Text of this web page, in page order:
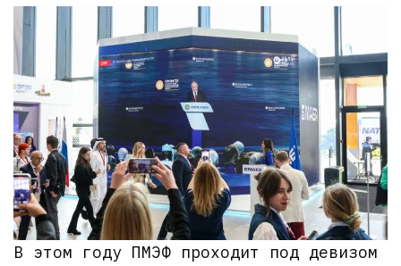
В этом году ПМЭФ проходит под девизом